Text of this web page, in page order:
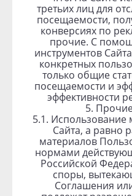
третьих лиц для
посещаемости,
конверсиях по
прочие. С
инструментов
конкретных
только общие
посещаемости и
эффективности
5.
5.1. Использование
Сайта, а равно
материалов
нормами
Российской
споры,
Соглашения